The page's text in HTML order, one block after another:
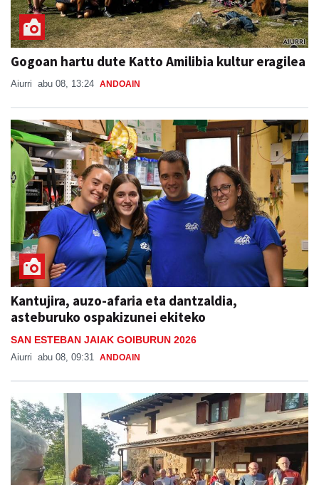
Gogoan hartu dute Katto Amilibia kultur eragilea
Aiurri abu 08, 13:24 ANDOAIN
Kantujira, auzo-afaria eta dantzaldia,
asteburuko ospakizunei ekiteko
SAN ESTEBAN JAIAK GOIBURUN 2026
Aiurri abu 08, 09:31 ANDOAIN